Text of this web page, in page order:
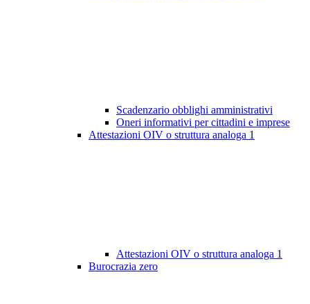
Scadenzario obblighi amministrativi
Oneri informativi per cittadini e imprese
Attestazioni OIV o struttura analoga 1
Attestazioni OIV o struttura analoga 1
Burocrazia zero